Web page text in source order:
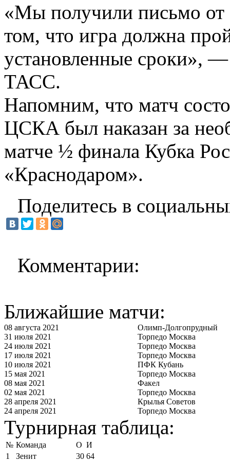
«Мы получили письмо от
том, что игра должна
установленные сроки»,
ТАСС.
Напомним, что матч
ЦСКА был наказан за
матче ½ финала Кубка
«Краснодаром».
Поделитесь в
Комментарии:
Ближайшие матчи:
08 августа 2021
Олимп-Долгопрудный
31 июля 2021
Торпедо Москва
24 июля 2021
Торпедо Москва
17 июля 2021
Торпедо Москва
10 июля 2021
ПФК Кубань
15 мая 2021
Торпедо Москва
08 мая 2021
Факел
02 мая 2021
Торпедо Москва
28 апреля 2021
Крылья Советов
24 апреля 2021
Торпедо Москва
Турнирная таблица:
№ Команда О И
1
Зенит 30 64